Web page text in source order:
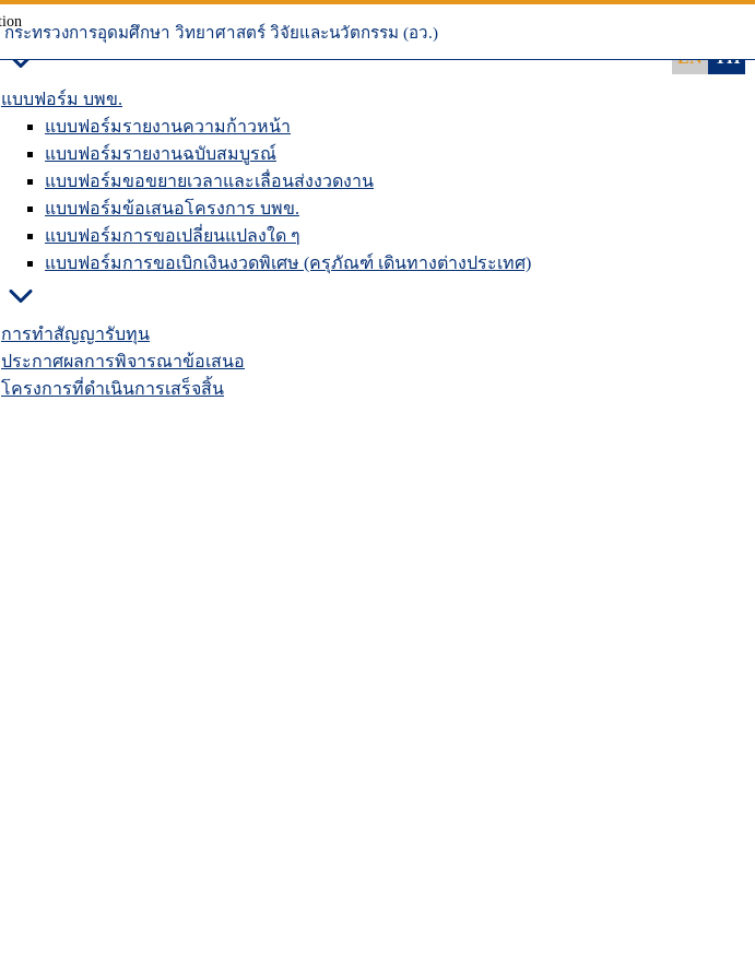
กระทรวงการอุดมศึกษา วิทยาศาสตร์ วิจัยและนวัตกรรม (อว.)
EN
TH
คู่มือรายงานความก้าวหน้าในระบบ NRIIS
แบบฟอร์ม บพข.
แบบฟอร์มรายงานความก้าวหน้า
แบบฟอร์มรายงานฉบับสมบูรณ์
แบบฟอร์มขอขยายเวลาและเลื่อนส่งงวดงาน
แบบฟอร์มข้อเสนอโครงการ บพข.
แบบฟอร์มการขอเปลี่ยนแปลงใด ๆ
แบบฟอร์มการขอเบิกเงินงวดพิเศษ (ครุภัณฑ์ เดินทางต่างประเทศ)
การทำสัญญารับทุน
ประกาศผลการพิจารณาข้อเสนอ
โครงการที่ดำเนินการเสร็จสิ้น